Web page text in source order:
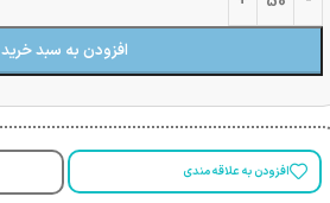
افزودن به سبد خرید
افزودن به علاقه مندی